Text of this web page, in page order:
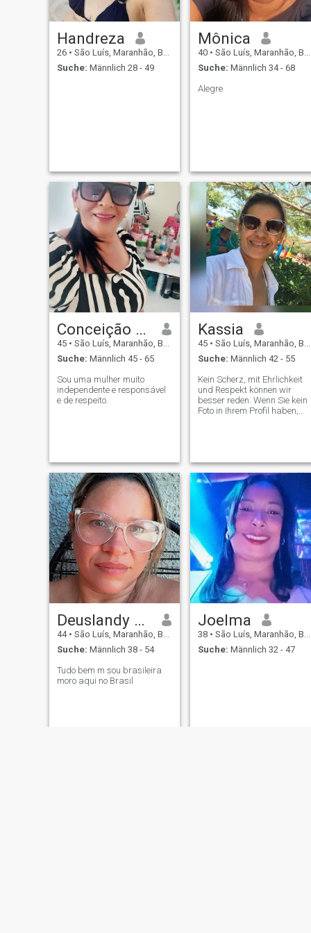
Handreza
26 • São Luís, Maranhão, Brasilien
Suche: Männlich 28 - 49
Mônica
40 • São Luís, Maranhão, Brasilien
Suche: Männlich 34 - 68
Alegre
Conceição costa
45 • São Luís, Maranhão, Brasilien
Suche: Männlich 45 - 65
Sou uma mulher muito
independente e responsável
e de respeito.
Kassia
45 • São Luís, Maranhão, Brasilien
Suche: Männlich 42 - 55
Kein Scherz, mit Ehrlichkeit
und Respekt können wir
besser reden. Wenn Sie kein
Foto in Ihrem Profil haben,
Deuslandy Mendes
44 • São Luís, Maranhão, Brasilien
Suche: Männlich 38 - 54
Tudo bem m sou brasileira
moro aqui no Brasil
Joelma
38 • São Luís, Maranhão, Brasilien
Suche: Männlich 32 - 47